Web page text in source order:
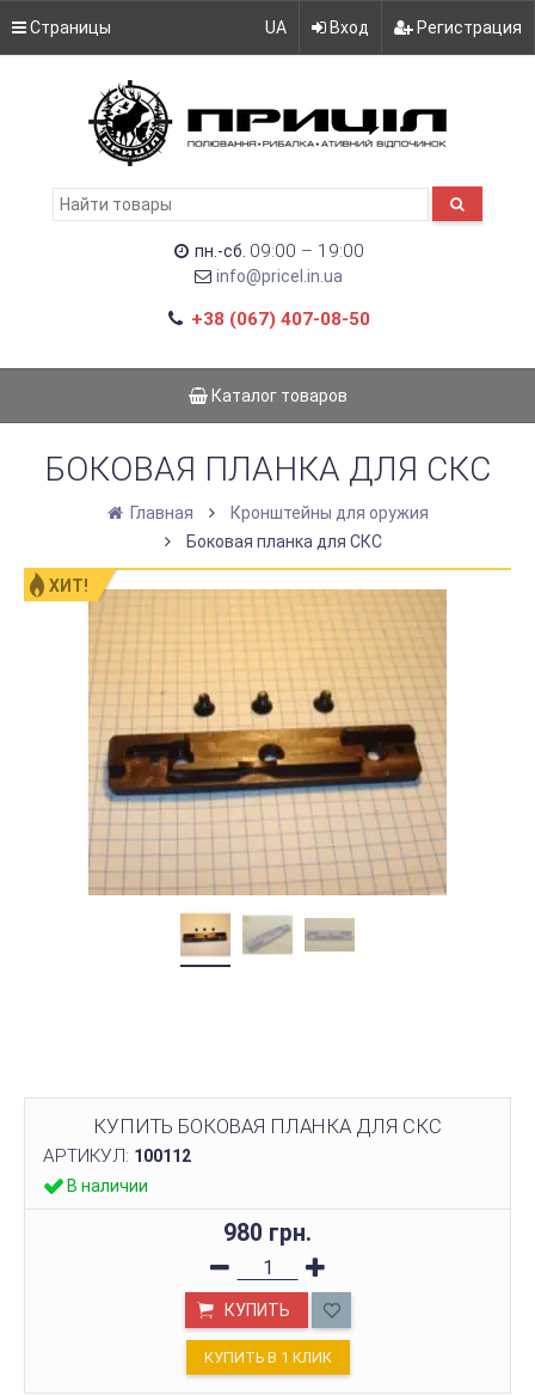
Страницы UA Вход Регистрация
пн.-сб. 09:00 – 19:00
info@pricel.in.ua
+38 (067) 407-08-50
Каталог товаров
БОКОВАЯ ПЛАНКА ДЛЯ СКС
Главная
Кронштейны для оружия
Боковая планка для СКС
ХИТ!
КУПИТЬ БОКОВАЯ ПЛАНКА ДЛЯ СКС
АРТИКУЛ: 100112
В наличии
980 грн.
КУПИТЬ
КУПИТЬ В 1 КЛИК